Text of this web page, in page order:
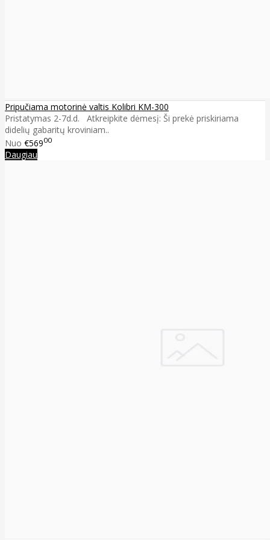
Pripučiama motorinė valtis Kolibri KM-300
Pristatymas 2-7d.d. Atkreipkite dėmesį: Ši prekė priskiriama
didelių gabaritų kroviniam..
Nuo €56900
Daugiau